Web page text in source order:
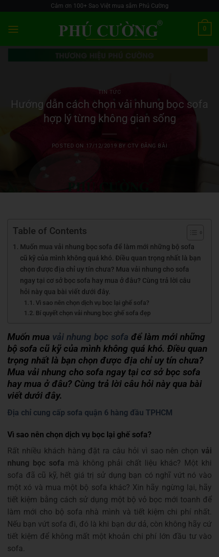
content
Cảm ơn 100+ Sao Việt mua sắm Phú Cường
0
TIN TỨC
Hướng dẫn cách chọn vải nhung bọc sofa
hợp lý từng không gian sống
POSTED ON 17/12/2019 BY CTV ĐĂNG BÀI
Table of Contents
Muốn mua vải nhung bọc sofa để làm mới những bộ sofa
cũ kỹ của mình không quá khó. Điều quan trọng nhất là bạn
chọn được địa chỉ uy tín chưa? Mua vải nhung cho sofa
ngay tại cơ sở bọc sofa hay mua ở đâu? Cùng trả lời câu
hỏi này qua bài viết dưới đây.
Vì sao nên chọn dịch vụ bọc lại ghế sofa?
Bí quyết chọn vải nhung bọc ghế sofa đẹp
Muốn mua vải nhung bọc sofa để làm mới những
bộ sofa cũ kỹ của mình không quá khó. Điều quan
trọng nhất là bạn chọn được địa chỉ uy tín chưa?
Mua vải nhung cho sofa ngay tại cơ sở bọc sofa
hay mua ở đâu? Cùng trả lời câu hỏi này qua bài
viết dưới đây.
Địa chỉ cung cấp sofa quận 6 hàng đầu TPHCM
Vì sao nên chọn dịch vụ bọc lại ghế sofa?
Rất nhiều khách hàng đặt ra câu hỏi vì sao nên chọn vải
nhung bọc sofa mà không phải chất liệu khác? Một khi
sofa đã cũ kỹ, hết giá trị sử dụng bạn có nghĩ vứt nó vào
một xó và mua một bộ sofa khác? Xin hãy ngừng lại, hãy
tiết kiệm bằng cách sử dụng một bộ vỏ bọc mới toanh để
làm mới cho bộ sofa nhà mình và tiết kiệm chi phí nhất.
Nếu bạn vứt sofa đi, đó là khi bạn dư dả, còn không hãy cứ
tiết kiệm để không mất một khoản chi phí lớn đầu tư vào
sofa.